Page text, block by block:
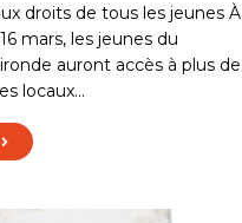
droits de tous les jeunes À
mars, les jeunes du
auront accès à plus de
locaux…